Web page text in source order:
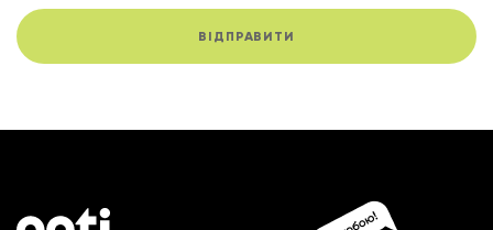
ВІДПРАВИТИ